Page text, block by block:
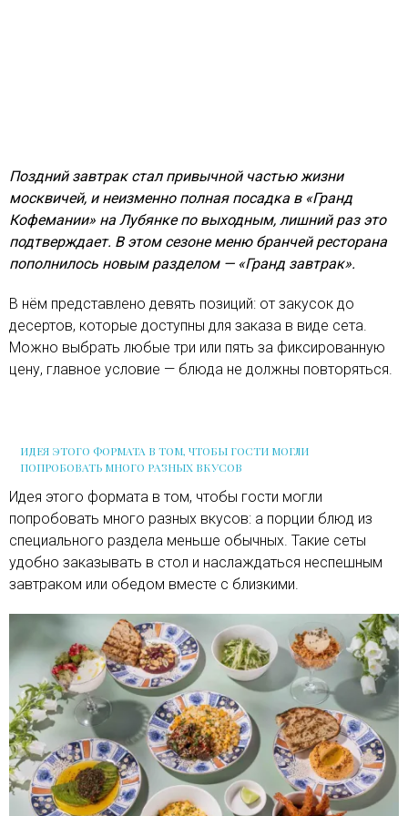
Поздний завтрак стал привычной частью жизни
москвичей, и неизменно полная посадка в «Гранд
Кофемании» на Лубянке по выходным, лишний раз это
подтверждает. В этом сезоне меню бранчей ресторана
пополнилось новым разделом — «Гранд завтрак».
В нём представлено девять позиций: от закусок до
десертов, которые доступны для заказа в виде сета.
Можно выбрать любые три или пять за фиксированную
цену, главное условие — блюда не должны повторяться.
ИДЕЯ ЭТОГО ФОРМАТА В ТОМ, ЧТОБЫ ГОСТИ МОГЛИ
ПОПРОБОВАТЬ МНОГО РАЗНЫХ ВКУСОВ
Идея этого формата в том, чтобы гости могли
попробовать много разных вкусов: а порции блюд из
специального раздела меньше обычных. Такие сеты
удобно заказывать в стол и наслаждаться неспешным
завтраком или обедом вместе с близкими.